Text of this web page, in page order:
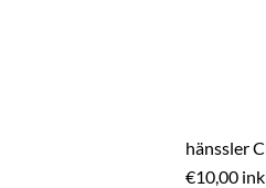
hänssler
€10,00